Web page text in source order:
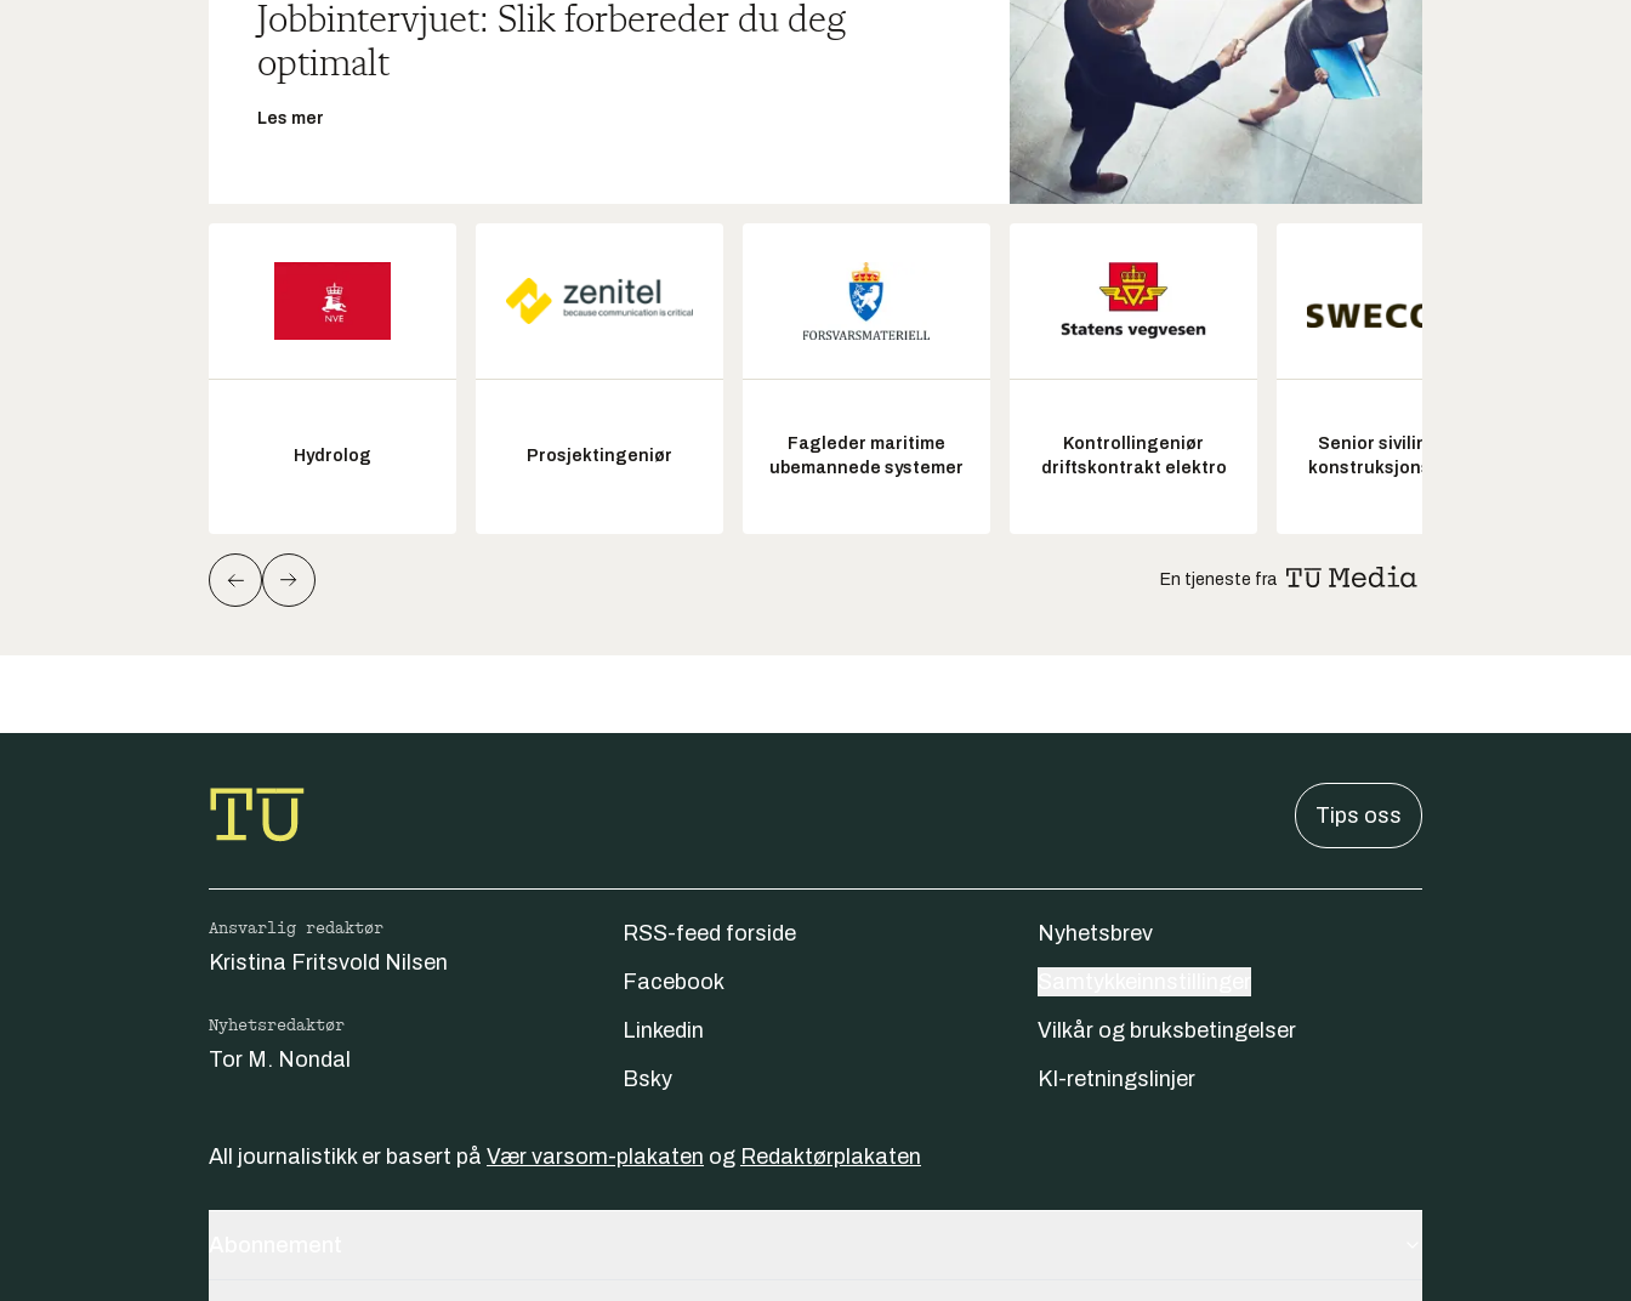
Jobbintervjuet: Slik forbereder du deg
optimalt
Les mer
Hydrolog Prosjektingeniør
Fagleder maritime
ubemannede systemer
Kontrollingeniør
driftskontrakt elektro
Senior sivilingeniør
konstruksjonsteknikk
En tjeneste fra
Tips oss
Ansvarlig redaktør
Kristina Fritsvold Nilsen
Nyhetsredaktør
Tor M. Nondal
RSS-feed forside
Facebook
Linkedin
Bsky
Nyhetsbrev
Vilkår og bruksbetingelser
KI-retningslinjer
All journalistikk er basert på Vær varsom-plakaten og Redaktørplakaten